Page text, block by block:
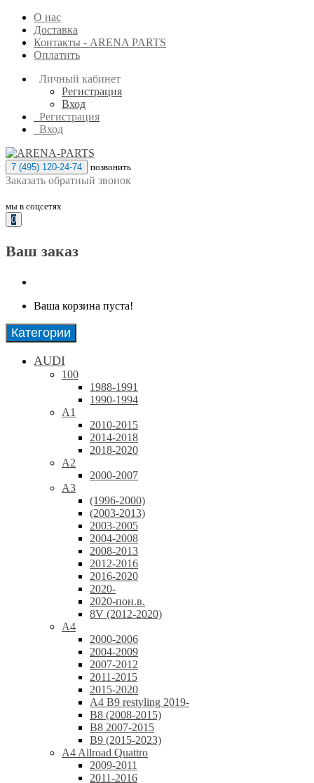
О нас
Доставка
Контакты - ARENA PARTS
Оплатить
Личный кабинет
Регистрация
Вход
Регистрация
Вход
7 (495) 120-24-74 позвонить
Заказать обратный звонок
мы в соцсетях
0
Ваш заказ
Ваша корзина пуста!
Категории
AUDI
100
1988-1991
1990-1994
A1
2010-2015
2014-2018
2018-2020
A2
2000-2007
A3
(1996-2000)
(2003-2013)
2003-2005
2004-2008
2008-2013
2012-2016
2016-2020
2020-
2020-пон.в.
8V (2012-2020)
A4
2000-2006
2004-2009
2007-2012
2011-2015
2015-2020
A4 B9 restyling 2019-
B8 (2008-2015)
B8 2007-2015
B9 (2015-2023)
A4 Allroad Quattro
2009-2011
2011-2016